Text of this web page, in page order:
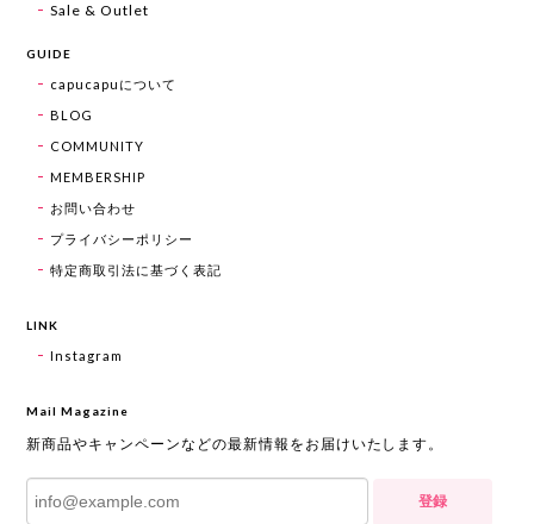
Sale & Outlet
GUIDE
capucapuについて
BLOG
COMMUNITY
MEMBERSHIP
お問い合わせ
プライバシーポリシー
特定商取引法に基づく表記
LINK
Instagram
Mail Magazine
新商品やキャンペーンなどの最新情報をお届けいたします。
登録